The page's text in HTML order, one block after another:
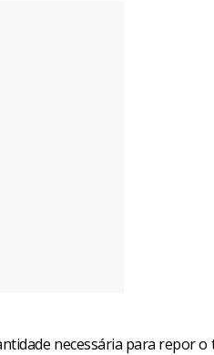
necessária para repor